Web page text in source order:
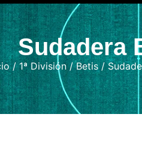
Sudadera
/1ª División/Betis/